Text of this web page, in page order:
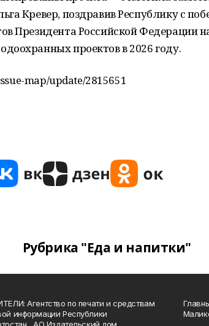
Кревер, поздравив Республику с
Президента Российской Федерации
проектов в 2026 году.
map/update/2815651
Рубрика "Еда и напитки"
Агентство по печати и средствам
информации Республики